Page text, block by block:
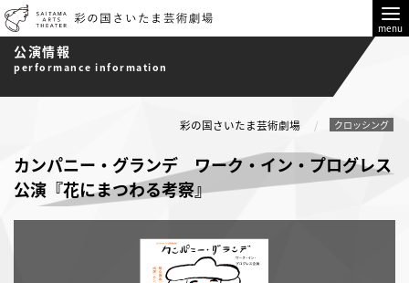
menu
公演情報
performance information
彩の国さいたま芸術劇場 クロッシング
カンパニー・グランデ ワーク・イン・プログレス
公演『花にまつわる考察』